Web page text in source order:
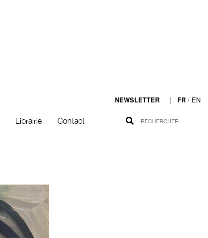
NEWSLETTER | FR / EN
Librairie Contact